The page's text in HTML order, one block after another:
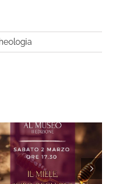
Scopri il Magico
Natale con il Sistema